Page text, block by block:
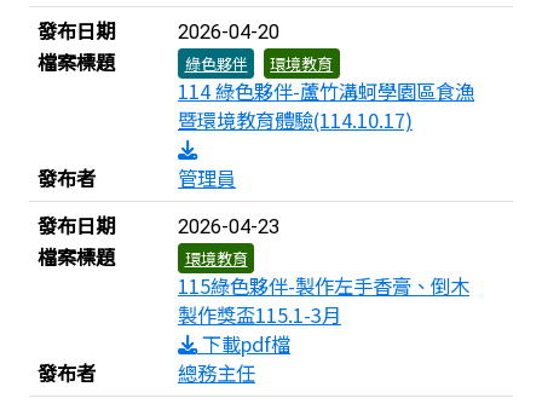
發布日期
2026-04-20
檔案標題 綠色夥伴 環境教育
114 綠色夥伴-蘆竹溝蚵學園區食漁
暨環境教育體驗(114.10.17)
發布者
管理員
發布日期
2026-04-23
檔案標題 環境教育
115綠色夥伴-製作左手香膏、倒木
製作獎盃115.1-3月
下載pdf檔
發布者
總務主任